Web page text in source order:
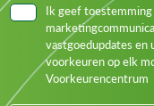
Ik geef
vastgoedupdates en
voorkeuren op elk
Voorkeurencentrum